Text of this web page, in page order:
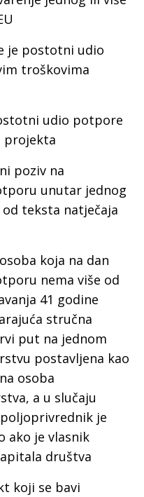
je postotni udio
troškovima
udio potpore
projekta
poziv na
unutar jednog
teksta natječaja
koja na dan
nema više od
41 godine
stručna
put na jednom
postavljena kao
osoba
a u slučaju
je
ako je vlasnik
društva
koji se bavi